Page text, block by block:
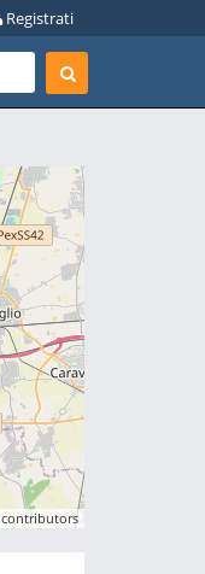
Registrati
contributors